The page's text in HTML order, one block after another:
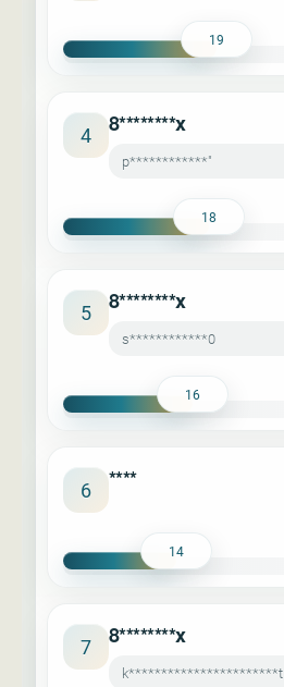
19
4 8********x
p************"
18
5 8********x
s************0
16
6 ****
14
7 8********x
k***********************t